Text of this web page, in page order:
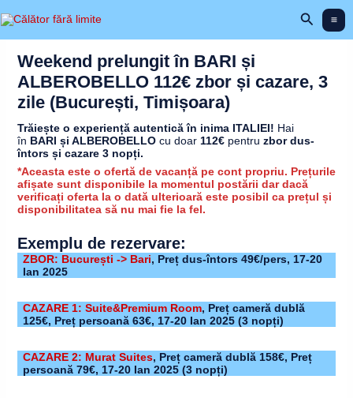
to
Search
Weekend prelungit în BARI și
ALBEROBELLO 112€ zbor și cazare, 3
zile (București, Timișoara)
Trăiește o experiență autentică în inima ITALIEI! Hai
în BARI și ALBEROBELLOcu doar112€ pentru zbor dus-
întors și cazare 3 nopți.
*Aceasta este o ofertă de vacanță pe cont propriu. Prețurile
afișate sunt disponibile la momentul postării dar dacă
verificați oferta la o dată ulterioară este posibil ca prețul și
disponibilitatea să nu mai fie la fel.
Exemplu de rezervare:
ZBOR: București -> Bari, Preț dus-întors 49€/pers, 17-20
Ian 2025
CAZARE 1: Suite&Premium Room, Preț cameră dublă
125€, Preț persoană 63€, 17-20 Ian 2025(3 nopți)
CAZARE 2: Murat Suites, Preț cameră dublă 158€, Preț
persoană 79€, 17-20 Ian 2025(3 nopți)